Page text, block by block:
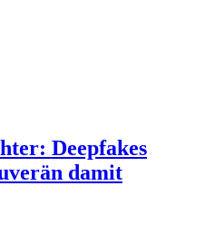
Deepfakes
damit